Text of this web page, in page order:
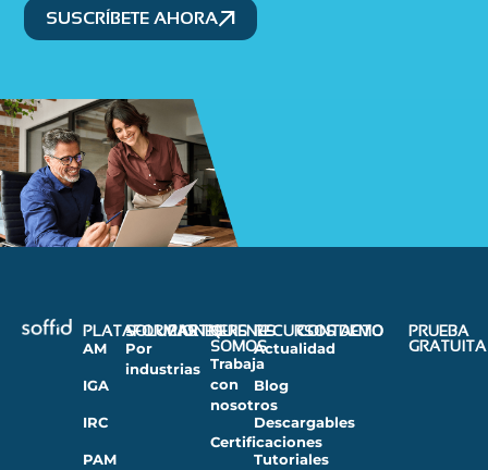
SUSCRÍBETE AHORA
PLATAFORMAS
AM
IGA
IRC
PAM
SOLUCIONES
Por
industrias
PARTNERS
QUIENES
SOMOS
Trabaja
con
nosotros
Certificaciones
RECURSOS
Actualidad
Blog
Descargables
Tutoriales
CONTACTO
DEMO
PRUEBA
GRATUITA